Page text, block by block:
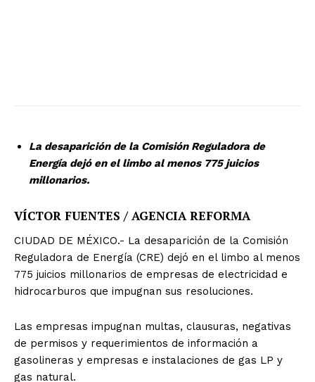
La desaparición de la Comisión Reguladora de
Energía dejó en el limbo al menos 775 juicios
millonarios.
VÍCTOR FUENTES / AGENCIA REFORMA
CIUDAD DE MÉXICO.- La desaparición de la Comisión
Reguladora de Energía (CRE) dejó en el limbo al menos
775 juicios millonarios de empresas de electricidad e
hidrocarburos que impugnan sus resoluciones.
Las empresas impugnan multas, clausuras, negativas
de permisos y requerimientos de información a
gasolineras y empresas e instalaciones de gas LP y
gas natural.